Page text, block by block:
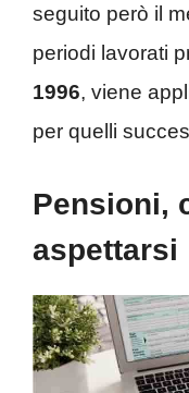
seguito però il
periodi lavorati
1996, viene
per quelli
Pensioni,
aspettarsi